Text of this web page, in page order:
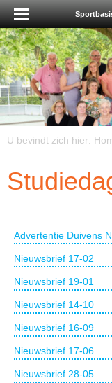
U bevindt zich hier:
Advertentie Duivens
Nieuwsbrief 17-02
Nieuwsbrief 19-01
Nieuwsbrief 14-10
Nieuwsbrief 16-09
Nieuwsbrief 17-06
Nieuwsbrief 28-05